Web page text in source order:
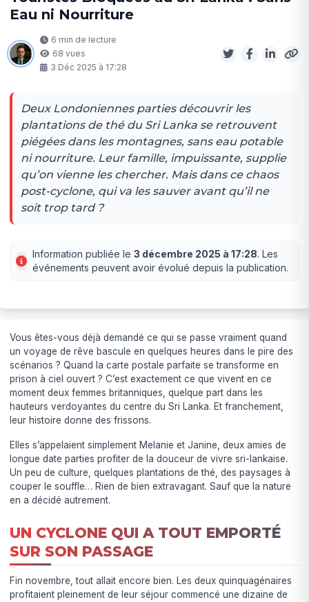
Eau ni Nourriture
6 min de lecture
68 vues
3 Déc 2025 à 17:28
Deux Londoniennes parties découvrir les
plantations de thé du Sri Lanka se retrouvent
piégées dans les montagnes, sans eau potable
ni nourriture. Leur famille, impuissante, supplie
qu’on vienne les chercher. Mais dans ce chaos
post-cyclone, qui va les sauver avant qu’il ne
soit trop tard ?
Information publiée le3 décembre 2025 à 17:28. Les
événements peuvent avoir évolué depuis la publication.
Vous êtes-vous déjà demandé ce qui se passe vraiment quand
un voyage de rêve bascule en quelques heures dans le pire des
scénarios ? Quand la carte postale parfaite se transforme en
prison à ciel ouvert ? C’est exactement ce que vivent en ce
moment deux femmes britanniques, quelque part dans les
hauteurs verdoyantes du centre du Sri Lanka. Et franchement,
leur histoire donne des frissons.
Elles s’appelaient simplement Melanie et Janine, deux amies de
longue date parties profiter de la douceur de vivre sri-lankaise.
Un peu de culture, quelques plantations de thé, des paysages à
couper le souffle… Rien de bien extravagant. Sauf que la nature
en a décidé autrement.
UN CYCLONE QUI A TOUT EMPORTÉ
SUR SON PASSAGE
Fin novembre, tout allait encore bien. Les deux quinquagénaires
profitaient pleinement de leur séjour commencé une dizaine de